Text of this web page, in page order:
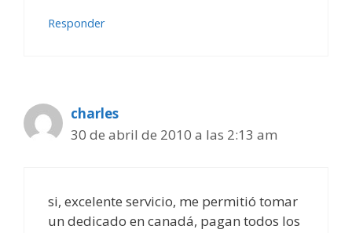
Responder
charles
30 de abril de 2010 a las 2:13 am
si, excelente servicio, me permitió tomar
un dedicado en canadá, pagan todos los